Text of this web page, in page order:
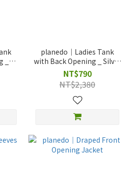
planedo｜Ladies Tank
with Back Opening _ Silver
Grey Stone Grain
NT$790
NT$2,380